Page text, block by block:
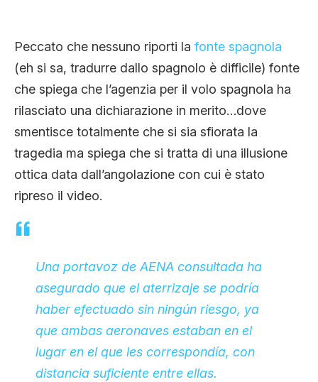
Peccato che nessuno riporti la fonte spagnola
(eh si sa, tradurre dallo spagnolo è difficile) fonte
che spiega che l’agenzia per il volo spagnola ha
rilasciato una dichiarazione in merito…dove
smentisce totalmente che si sia sfiorata la
tragedia ma spiega che si tratta di una illusione
ottica data dall’angolazione con cui è stato
ripreso il video.
Una portavoz de AENA consultada ha
asegurado que el aterrizaje se podría
haber efectuado sin ningún riesgo, ya
que ambas aeronaves estaban en el
lugar en el que les correspondía, con
distancia suficiente entre ellas.